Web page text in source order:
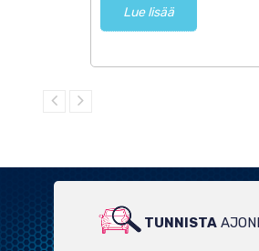
Lue lisää
TUNNISTA